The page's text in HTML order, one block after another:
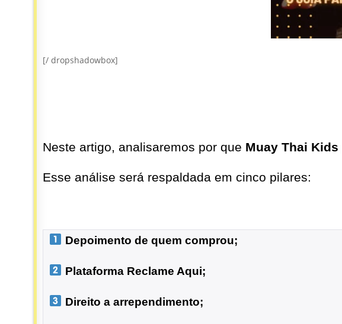
[/ dropshadowbox]
Neste artigo, analisaremos por que Muay Thai Kids
Esse análise será respaldada em cinco pilares:
Depoimento de quem comprou;
Plataforma Reclame Aqui;
Direito a arrependimento;